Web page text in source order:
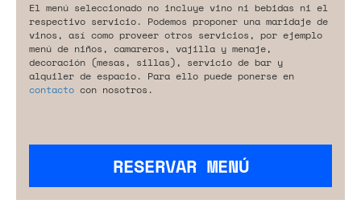
El menú seleccionado no incluye vino ni bebidas ni el
respectivo servicio. Podemos proponer una maridaje de
vinos, así como proveer otros servicios, por ejemplo
menú de niños, camareros, vajilla y menaje,
decoración (mesas, sillas), servicio de bar y
alquiler de espacio. Para ello puede ponerse en
contacto con nosotros.
RESERVAR MENÚ